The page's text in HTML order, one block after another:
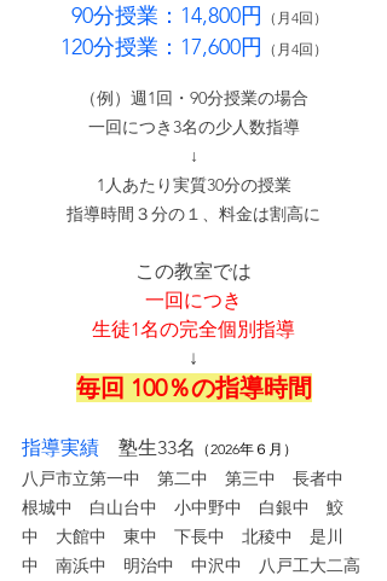
90分授業：14,800円 （月4回）
120分授業：17,600円 （月4回）
（例）週1回・90分授業の場合
一回につき3名の少人数指導
↓
1人あたり実質30分の授業
指導時間３分の１、料金は割高に
この教室では
一回につき
生徒1名の完全個別指導
↓
毎回 100％の指導時間
指導実績 塾生33名 （2026年６月）
八戸市立第一中　第二中　第三中　長者中
根城中　白山台中　小中野中　白銀中　鮫
中　大館中　東中　下長中　北稜中　是川
中　南浜中　明治中　中沢中　八戸工大二高